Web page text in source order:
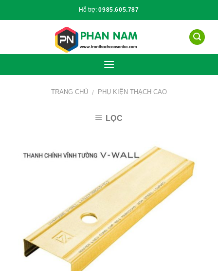
Hỗ trợ:0985.605.787
TRANG CHỦ / PHỤ KIỆN THẠCH CAO
LỌC